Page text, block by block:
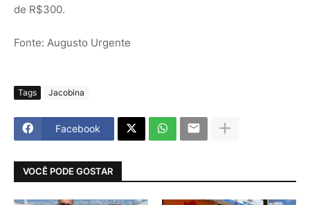
de R$300.
Fonte: Augusto Urgente
Tags Jacobina
Facebook
VOCÊ PODE GOSTAR